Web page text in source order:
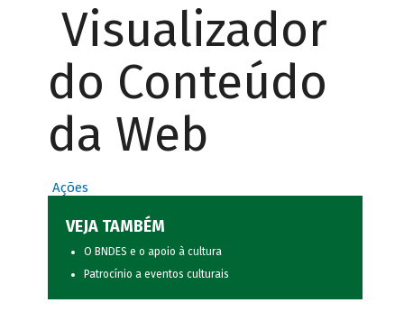
Visualizador
do Conteúdo
da Web
Ações
VEJA TAMBÉM
O BNDES e o apoio à cultura
Patrocínio a eventos culturais